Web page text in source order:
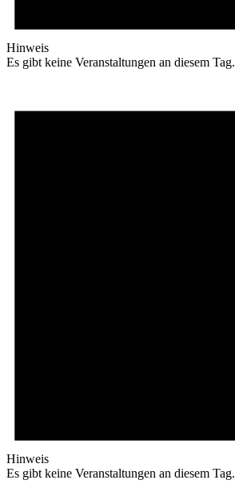
Hinweis
Es gibt keine Veranstaltungen an diesem Tag.
Hinweis
Es gibt keine Veranstaltungen an diesem Tag.